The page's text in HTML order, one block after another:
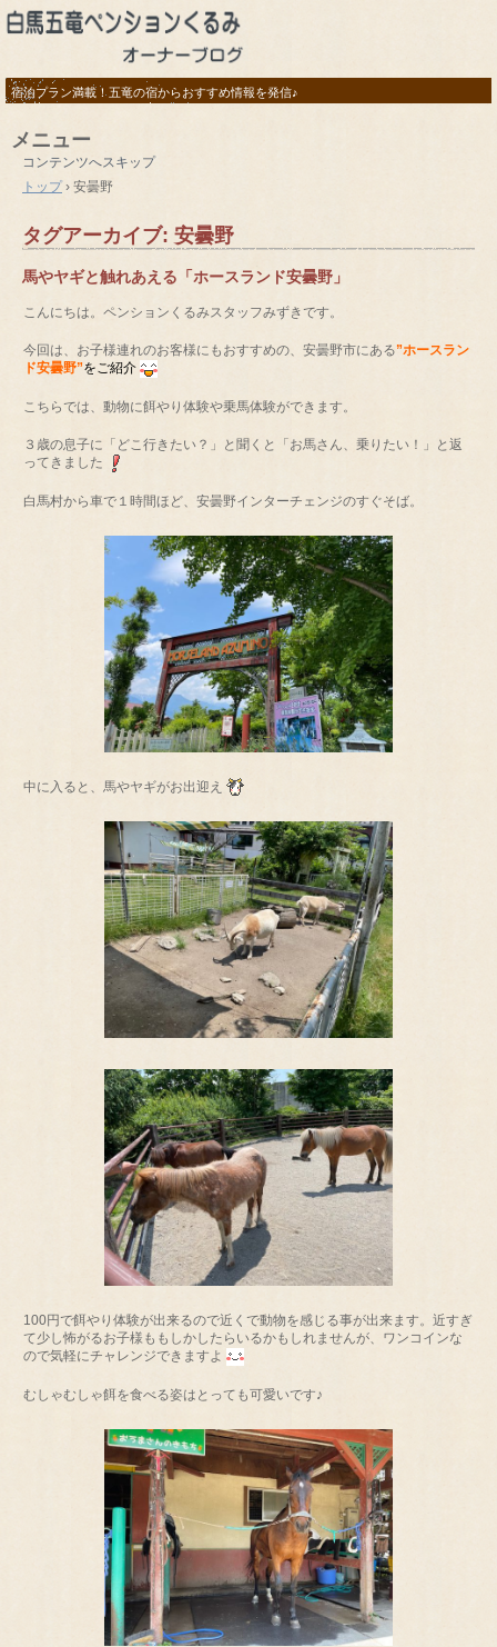
宿泊プラン満載！五竜の宿からおすすめ情報を発信♪
メニュー
コンテンツへスキップ
トップ › 安曇野
タグアーカイブ: 安曇野
馬やヤギと触れあえる「ホースランド安曇野」
こんにちは。ペンションくるみスタッフみずきです。
今回は、お子様連れのお客様にもおすすめの、安曇野市にある”ホースラン
ド安曇野”をご紹介
こちらでは、動物に餌やり体験や乗馬体験ができます。
３歳の息子に「どこ行きたい？」と聞くと「お馬さん、乗りたい！」と返
ってきました
白馬村から車で１時間ほど、安曇野インターチェンジのすぐそば。
中に入ると、馬やヤギがお出迎え
100円で餌やり体験が出来るので近くで動物を感じる事が出来ます。近すぎ
て少し怖がるお子様ももしかしたらいるかもしれませんが、ワンコインな
ので気軽にチャレンジできますよ
むしゃむしゃ餌を食べる姿はとっても可愛いです♪